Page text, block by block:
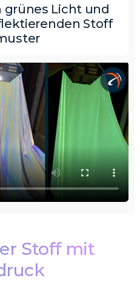
Licht und
Stoff
Stoff mit